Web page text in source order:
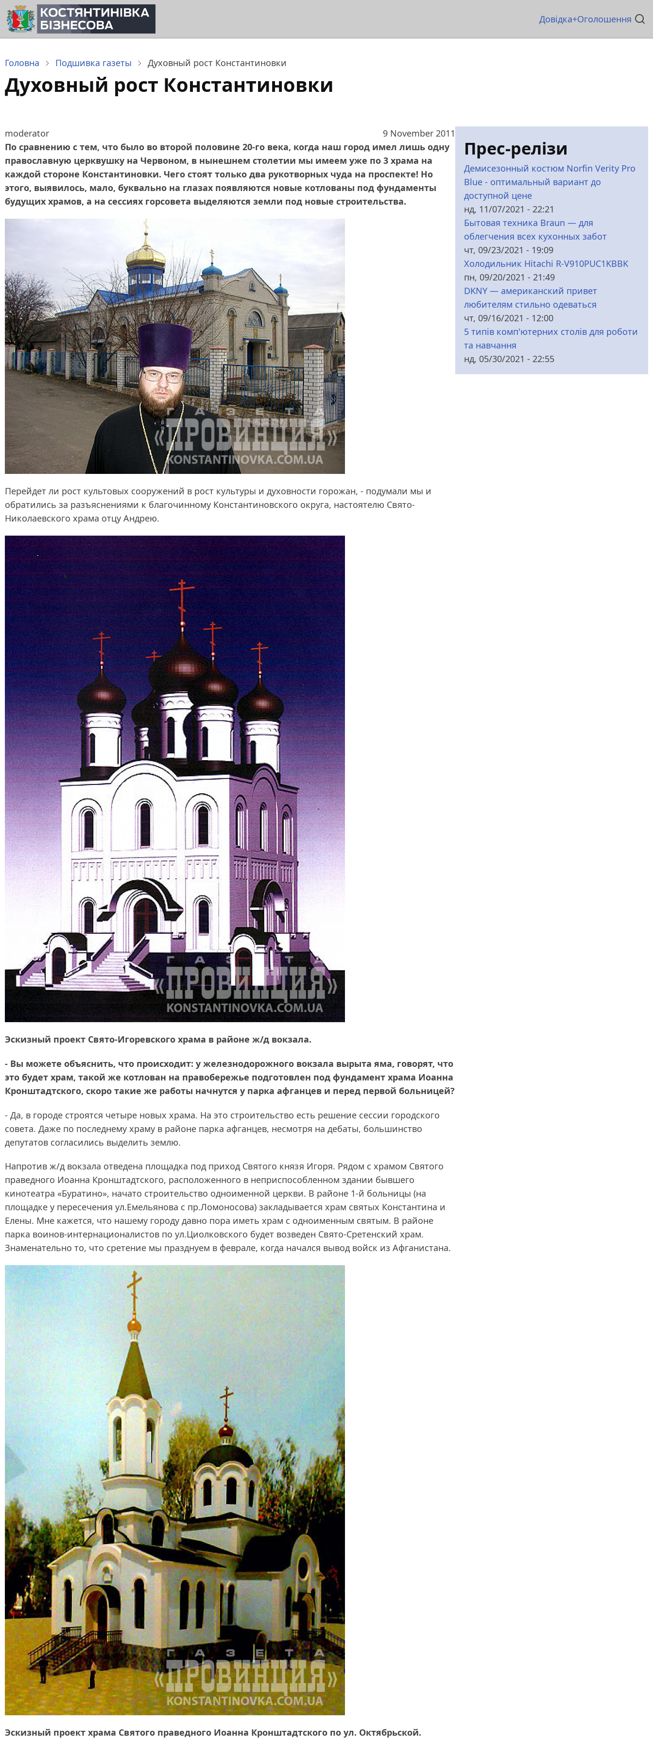
Перейти
до
основного
Основна
Довідка Оголошення
Головна Подшивка газеты Духовный рост Константиновки
Духовный рост Константиновки
moderator
9 November 2011
По сравнению с тем, что было во второй половине 20-го века, когда наш город имел лишь одну
православную церквушку на Червоном, в нынешнем столетии мы имеем уже по 3 храма на
каждой стороне Константиновки. Чего стоят только два рукотворных чуда на проспекте! Но
этого, выявилось, мало, буквально на глазах появляются новые котлованы под фундаменты
будущих храмов, а на сессиях горсовета выделяются земли под новые строительства.
Перейдет ли рост культовых сооружений в рост культуры и духовности горожан, - подумали мы и
обратились за разъяснениями к благочинному Константиновского округа, настоятелю Свято-
Николаевского храма отцу Андрею.
Эскизный проект Свято-Игоревского храма в районе ж/д вокзала.
- Вы можете объяснить, что происходит: у железнодорожного вокзала вырыта яма, говорят, что
это будет храм, такой же котлован на правобережье подготовлен под фундамент храма Иоанна
Кронштадтского, скоро такие же работы начнутся у парка афганцев и перед первой больницей?
- Да, в городе строятся четыре новых храма. На это строительство есть решение сессии городского
совета. Даже по последнему храму в районе парка афганцев, несмотря на дебаты, большинство
депутатов согласились выделить землю.
Напротив ж/д вокзала отведена площадка под приход Святого князя Игоря. Рядом с храмом Святого
праведного Иоанна Кронштадтского, расположенного в неприспособленном здании бывшего
кинотеатра «Буратино», начато строительство одноименной церкви. В районе 1-й больницы (на
площадке у пересечения ул.Емельянова с пр.Ломоносова) закладывается храм святых Константина и
Елены. Мне кажется, что нашему городу давно пора иметь храм с одноименным святым. В районе
парка воинов-интернационалистов по ул.Циолковского будет возведен Свято-Сретенский храм.
Знаменательно то, что сретение мы празднуем в феврале, когда начался вывод войск из Афганистана.
Эскизный проект храма Святого праведного Иоанна Кронштадтского по ул. Октябрьской.
Прес-релізи
Демисезонный костюм Norfin Verity Pro
Blue - оптимальный вариант до
доступной цене
нд, 11/07/2021 - 22:21
Бытовая техника Braun — для
облегчения всех кухонных забот
чт, 09/23/2021 - 19:09
Холодильник Hitachi R-V910PUC1KBBK
пн, 09/20/2021 - 21:49
DKNY — американский привет
любителям стильно одеваться
чт, 09/16/2021 - 12:00
5 типів комп'ютерних столів для роботи
та навчання
нд, 05/30/2021 - 22:55